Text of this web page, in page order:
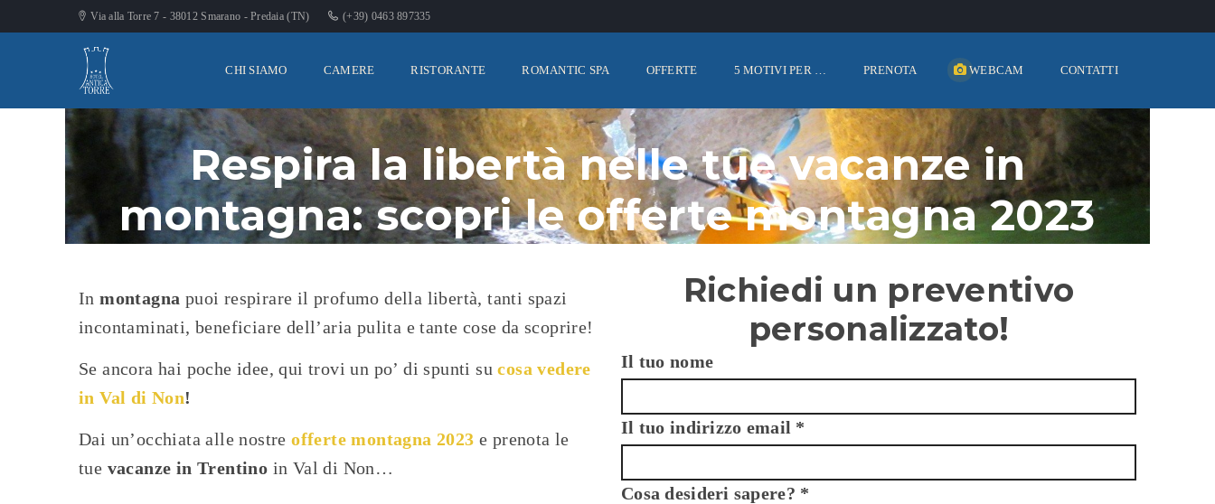
Via alla Torre 7 - 38012 Smarano - Predaia (TN) (+39) 0463 897335
CHI SIAMO CAMERE RISTORANTE ROMANTIC SPA OFFERTE 5 MOTIVI PER … PRENOTA WEBCAM CONTATTI
Respira la libertà nelle tue vacanze in
montagna: scopri le offerte montagna 2023
Inmontagna puoi respirare il profumo della libertà, tanti spazi
incontaminati, beneficiare dell’aria pulita e tante cose da scoprire!
Se ancora hai poche idee, qui trovi un po’ di spunti sucosa vedere
in Val di Non!
Dai un’occhiata alle nostreofferte montagna 2023 e prenota le
tue vacanze in Trentino in Val di Non…
Richiedi un preventivo
personalizzato!
Il tuo nome
Il tuo indirizzo email *
Cosa desideri sapere? *